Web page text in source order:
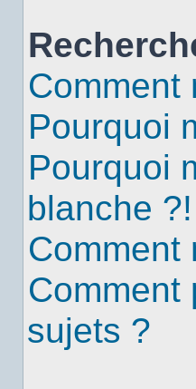
Comment
Pourquoi
Pourquoi
blanche ?!
Comment
Comment
sujets ?